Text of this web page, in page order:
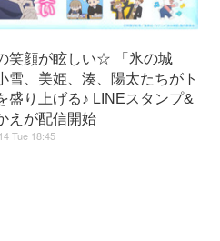
笑顔が眩しい☆ 「氷の城
雪、美姫、湊、陽太たちがト
盛り上げる♪ LINEスタンプ&
えが配信開始
Tue 18:45